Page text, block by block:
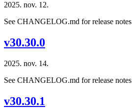
2025. nov. 12.
See CHANGELOG.md for release notes
v30.30.0
2025. nov. 14.
See CHANGELOG.md for release notes
v30.30.1